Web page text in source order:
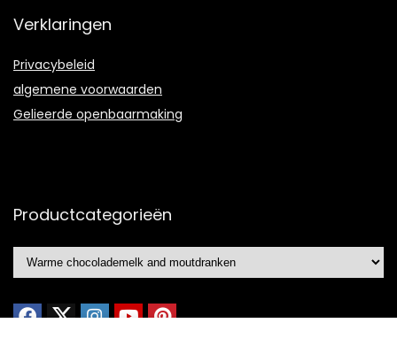
Verklaringen
Privacybeleid
algemene voorwaarden
Gelieerde openbaarmaking
Productcategorieën